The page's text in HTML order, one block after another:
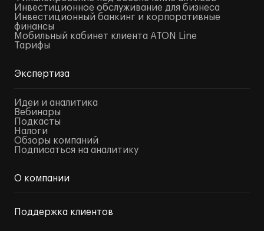
Инвестиционное обслуживание для бизнеса
Инвестиционный банкинг и корпоративные
финансы
Мобильный кабинет клиента ATON Line
Тарифы
Экспертиза
Идеи и аналитика
Вебинары
Подкасты
Налоги
Обзоры компаний
Подписаться на аналитику
О компании
Поддержка клиентов